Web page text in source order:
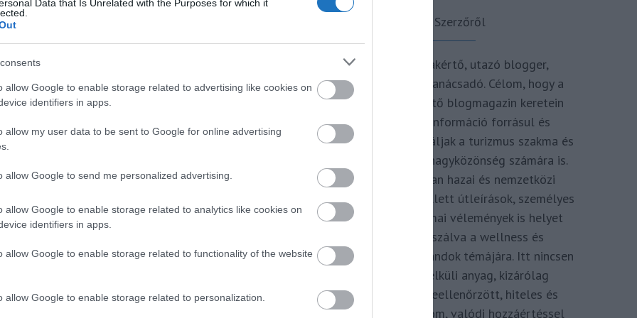
Data that Is Unrelated with the Purposes for which it
allow Google to enable storage related to advertising like cookies on
identifiers in apps.
allow my user data to be sent to Google for online advertising
allow Google to send me personalized advertising.
allow Google to enable storage related to analytics like cookies on
identifiers in apps.
allow Google to enable storage related to functionality of the website
allow Google to enable storage related to personalization.
eredménye.
tevékenykedő cég folyamatosan
feltárt hiányosságok képezik a következő
alapján idén a Szent Erzsébet
attrakciójának, az év szállása 2022 fődíjat
– mondta el a polgármester.
az úgynevezett
és szállodák ideiglenes bezárásáról hallani,
dolgozó turisztikai vállalkozások
versenyképességét. A fürdőt és a szállodákat –
fűtik, és a villamosenergiát is közösen szerzik
A felmérések szerint a kisvárosban 1400-
között is csupán három-négy akad, amely az
Zoltán.
A Szerzőről
Turisztikai szakértő, utazó blogger,
vendégélmény tanácsadó. Célom, hogy a
kategória teremtő blogmagazin keretein
belül hiteles információ forrásul és
inspirációul szolgáljak a turizmus szakma és
az utazni vágyó nagyközönség számára is.
Repertoáromban hazai és nemzetközi
turizmus hírek mellett útleírások, személyes
ajánlók és szakmai vélemények is helyet
kapnak, fókuszálva a wellness és
termálfürdők, strandok témájára. Itt nincsen
hivatkozás nélküli anyag, kizárólag
többszörösen leellenőrzött, hiteles és
minőségi tartalom, valódi hozzáértéssel